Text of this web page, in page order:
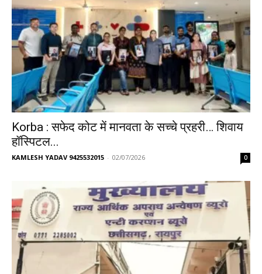
Korba : सफेद कोट में मानवता के सच्चे प्रहरी… शिवाय
हॉस्पिटल...
KAMLESH YADAV 9425532015 - 02/07/2026 0